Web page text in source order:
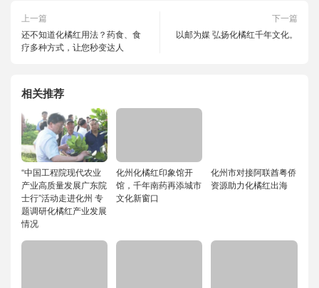
上一篇
还不知道化橘红用法？药食、食
疗多种方式，让您秒变达人
下一篇
以邮为媒 弘扬化橘红千年文化。
相关推荐
“中国工程院现代农业
产业高质量发展广东院
士行”活动走进化州 专
题调研化橘红产业发展
情况
化州化橘红印象馆开
馆，千年南药再添城市
文化新窗口
化州市对接阿联酋粤侨
资源助力化橘红出海